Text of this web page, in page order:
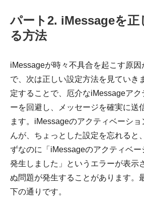
パート2. iMessageを正
る方法
iMessageが時々不具合を起こす原因
で、次は正しい設定方法を見ていき
定することで、厄介なiMessageアク
ーを回避し、メッセージを確実に送
ます。iMessageのアクティベーシ
んが、ちょっとした設定を忘れると
ずなのに「iMessageのアクティベ
発生しました」というエラーが表示
ぬ問題が発生することがあります。
下の通りです。